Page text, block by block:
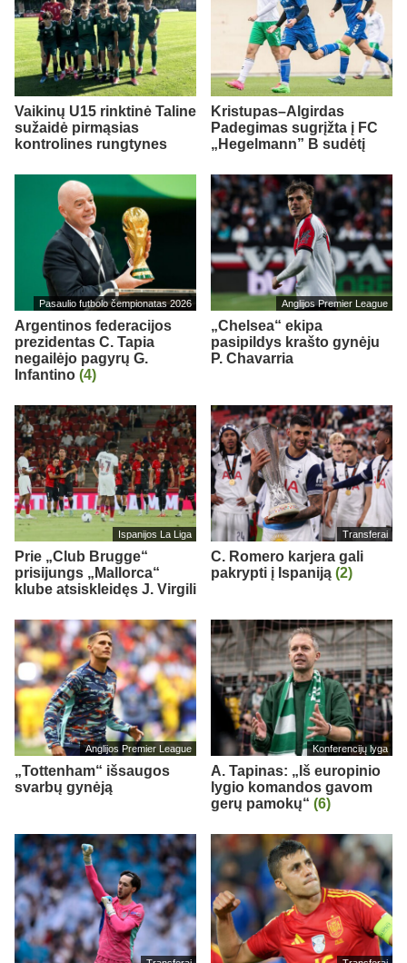
Vaikinų U15 rinktinė Taline
sužaidė pirmąsias
kontrolines rungtynes
Kristupas–Algirdas
Padegimas sugrįžta į FC
„Hegelmann” B sudėtį
Pasaulio futbolo čempionatas 2026
Argentinos federacijos
prezidentas C. Tapia
negailėjo pagyrų G.
Infantino (4)
Anglijos Premier League
„Chelsea“ ekipa
pasipildys krašto gynėju
P. Chavarria
Ispanijos La Liga
Prie „Club Brugge“
prisijungs „Mallorca“
klube atsiskleidęs J. Virgili
Transferai
C. Romero karjera gali
pakrypti į Ispaniją (2)
Anglijos Premier League
„Tottenham“ išsaugos
svarbų gynėją
Konferencijų lyga
A. Tapinas: „Iš europinio
lygio komandos gavom
gerų pamokų“ (6)